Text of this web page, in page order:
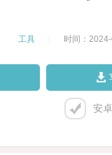
工具 时间：
安